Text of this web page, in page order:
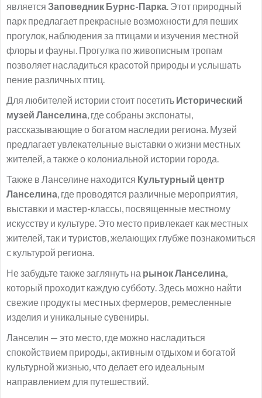
является Заповедник Бурнс-Парка. Этот природный
парк предлагает прекрасные возможности для пеших
прогулок, наблюдения за птицами и изучения местной
флоры и фауны. Прогулка по живописным тропам
позволяет насладиться красотой природы и услышать
пение различных птиц.
Для любителей истории стоит посетить Исторический
музей Ланселина, где собраны экспонаты,
рассказывающие о богатом наследии региона. Музей
предлагает увлекательные выставки о жизни местных
жителей, а также о колониальной истории города.
Также в Ланселине находится Культурный центр
Ланселина, где проводятся различные мероприятия,
выставки и мастер-классы, посвященные местному
искусству и культуре. Это место привлекает как местных
жителей, так и туристов, желающих глубже познакомиться
с культурой региона.
Не забудьте также заглянуть на рынок Ланселина,
который проходит каждую субботу. Здесь можно найти
свежие продукты местных фермеров, ремесленные
изделия и уникальные сувениры.
Ланселин — это место, где можно насладиться
спокойствием природы, активным отдыхом и богатой
культурной жизнью, что делает его идеальным
направлением для путешествий.